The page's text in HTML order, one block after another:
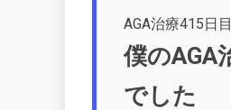
‎AGA治療415日
僕のAGA
でした